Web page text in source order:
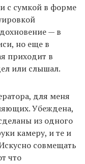
с сумкой в форме
— в
но еще в
приходит в
или слышал.
для меня
Убеждена,
из одного
камеру, и те и
совмещать
что